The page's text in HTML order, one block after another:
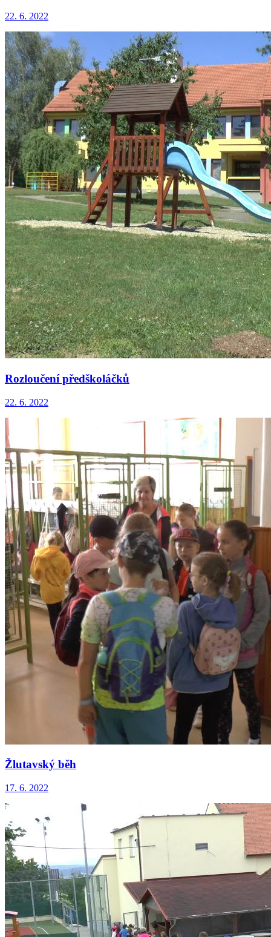
22. 6. 2022
Rozloučení předškoláčků
22. 6. 2022
Žlutavský běh
17. 6. 2022